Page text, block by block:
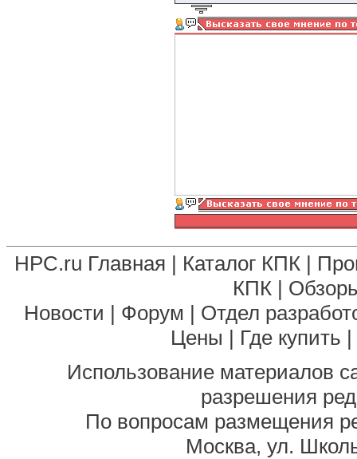
HPC.ru Главная | Каталог КПК |
КПК |
Новости | Форум | Отдел
Цены | Где купить |
Использование материалов
разрешения
По вопросам размещения
Москва, ул.